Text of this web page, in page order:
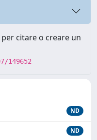
citare o creare un
149652
ND
ND